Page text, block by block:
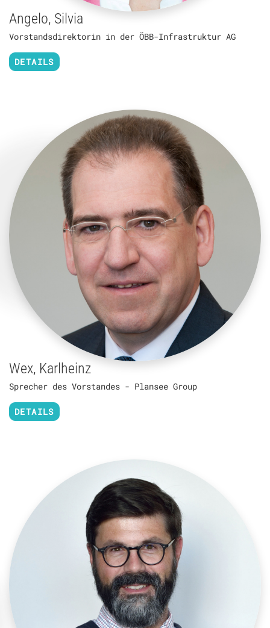
Angelo, Silvia
Vorstandsdirektorin in der ÖBB-Infrastruktur AG
DETAILS
Wex, Karlheinz
Sprecher des Vorstandes - Plansee Group
DETAILS